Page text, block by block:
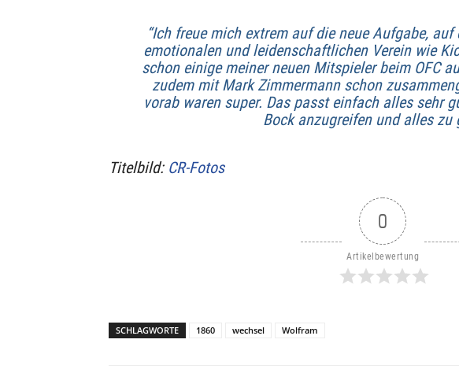
“Ich freue mich extrem auf die neue Aufgabe,
emotionalen und leidenschaftlichen Verein wie
schon einige meiner neuen Mitspieler beim OFC
zudem mit Mark Zimmermann schon
vorab waren super. Das passt einfach alles sehr
Bock anzugreifen und alles zu
Titelbild: CR-Fotos
0
Artikelbewertung
SCHLAGWORTE 1860 wechsel Wolfram